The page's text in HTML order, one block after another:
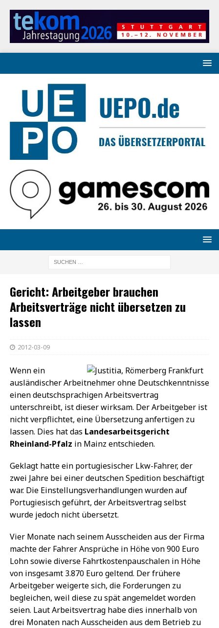
Gericht: Arbeitgeber brauchen
Arbeitsverträge nicht übersetzen zu
lassen
2012-03-09
Wenn ein
ausländischer Arbeitnehmer ohne Deutschkenntnisse
einen deutschsprachigen Arbeitsvertrag
unterschreibt, ist dieser wirksam. Der Arbeitgeber ist
nicht verpflichtet, eine Übersetzung anfertigen zu
lassen. Dies hat das Landesarbeitsgericht
Rheinland-Pfalz in Mainz entschieden.
Geklagt hatte ein portugiesischer Lkw-Fahrer, der
zwei Jahre bei einer deutschen Spedition beschäftigt
war. Die Einstellungsverhandlungen wurden auf
Portugiesisch geführt, der Arbeitsvertrag selbst
wurde jedoch nicht übersetzt.
Vier Monate nach seinem Ausscheiden aus der Firma
machte der Fahrer Ansprüche in Höhe von 900 Euro
Lohn sowie diverse Fahrtkostenpauschalen in Höhe
von insgesamt 3.870 Euro geltend. Der frühere
Arbeitgeber weigerte sich, die Forderungen zu
begleichen, weil diese zu spät angemeldet worden
seien. Laut Arbeitsvertrag habe dies innerhalb von
drei Monaten nach Ausscheiden aus dem Betrieb zu